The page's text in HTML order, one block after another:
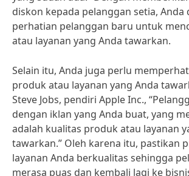
diskon kepada pelanggan setia, Anda
perhatian pelanggan baru untuk
atau layanan yang Anda tawarkan.
Selain itu, Anda juga perlu
produk atau layanan yang Anda
Steve Jobs, pendiri Apple Inc.,
dengan iklan yang Anda buat, yang
adalah kualitas produk atau layanan
tawarkan.” Oleh karena itu, pastikan
layanan Anda berkualitas sehingga
merasa puas dan kembali lagi ke